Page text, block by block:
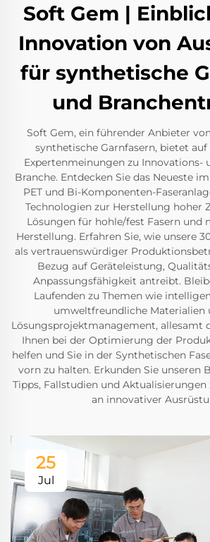
Soft Gem |
Innovation von
für synthetische
und
Soft Gem, ein führender Anbieter
synthetische Garnfasern, bietet
Expertenmeinungen zu Innovations-
Branche. Entdecken Sie das Neueste
PET und Bi-Komponenten-
Technologien zur Herstellung hoher
Lösungen für hohle/fest Fasern und
Herstellung. Erfahren Sie, wie unsere
als vertrauenswürdiger
Bezug auf Geräteleistung,
Anpassungsfähigkeit antreibt.
Laufenden zu Themen wie
umweltfreundliche Materialien
Lösungsprojektmanagement, allesamt
Ihnen bei der Optimierung der
helfen und Sie in der Synthetischen
vorn zu halten. Erkunden Sie unseren
Tipps, Fallstudien und Aktualisierungen
an innovativer
25
Jul